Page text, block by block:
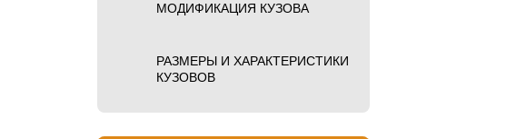
МОДИФИКАЦИЯ КУЗОВА
РАЗМЕРЫ И ХАРАКТЕРИСТИКИ
КУЗОВОВ